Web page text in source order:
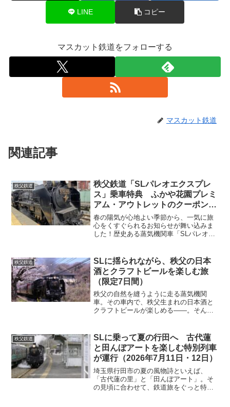
LINE コピー
マスカット鉄道をフォローする
マスカット鉄道
関連記事
秩父鉄道
秩父鉄道「SLパレオエクスプレ
ス」乗車特典 ふかや花園プレミ
アム・アウトレットのクーポン配
布
春の陽気が心地よい季節から、一気に旅
心をくすぐられるお知らせが舞い込みま
した！歴史ある蒸気機関車「SLパレオエ
かや花園プレミアム・アウトレット」で
お得なクーポンとふかや...
秩父鉄道
SLに揺られながら、秩父の日本
酒とクラフトビールを楽しむ旅
（限定7日間）
秩父の自然を縫うように走る蒸気機関
車。その車内で、秩父生まれの日本酒と
クラフトビールが楽しめる――。そん
人気の観光列車「SLパレオエクスプレ
ス」において、秩父酒造会...
秩父鉄道
SLに乗って夏の行田へ 古代蓮
と田んぼアートを楽しむ特別列車
が運行（2026年7月11日・12日）
埼玉県行田市の夏の風物詩といえば、
「古代蓮の里」と「田んぼアート」。そ
の見頃に合わせて、鉄道旅をぐっと特別